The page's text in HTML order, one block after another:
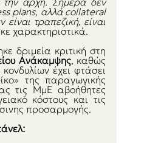
plans, αλλά collateral
είναι τραπεζική, είναι
χαρακτηριστικά.
δριμεία κριτική στη
Ανάκαμψης, καθώς
έχει φτάσει
της παραγωγικής
τις ΜμΕ αβοήθητες
κόστους και τις
προσαρμογής.